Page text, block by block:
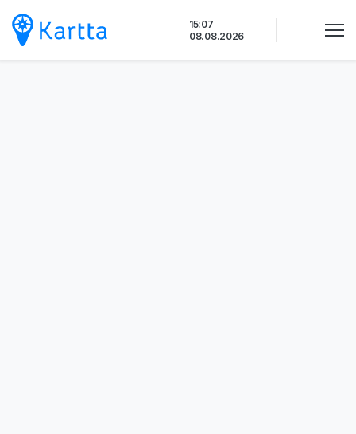
sisältöön
15:07
08.08.2026